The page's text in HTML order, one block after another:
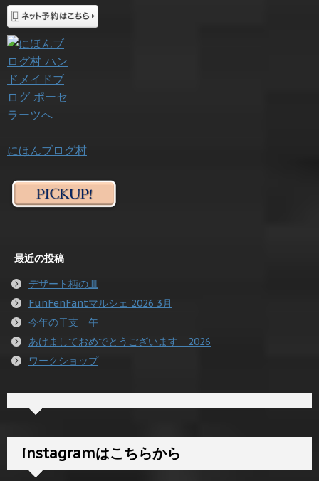
にほんブログ村
最近の投稿
デザート柄の皿
FunFenFantマルシェ 2026 3月
今年の干支 午
あけましておめでとうございます 2026
ワークショップ
instagramはこちらから